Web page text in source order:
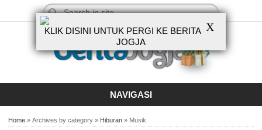
X
KLIK DISINI UNTUK PERGI KE BERITA
JOGJA
NAVIGASI
Home » Archives by category » Hiburan » Musik